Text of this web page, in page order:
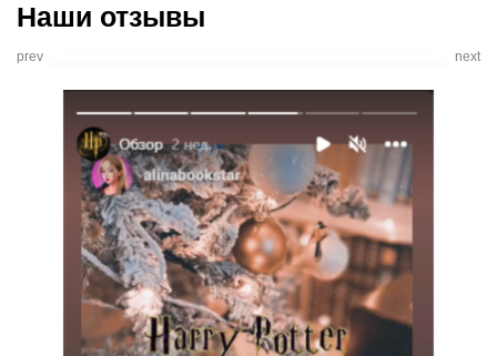
Наши отзывы
prev next